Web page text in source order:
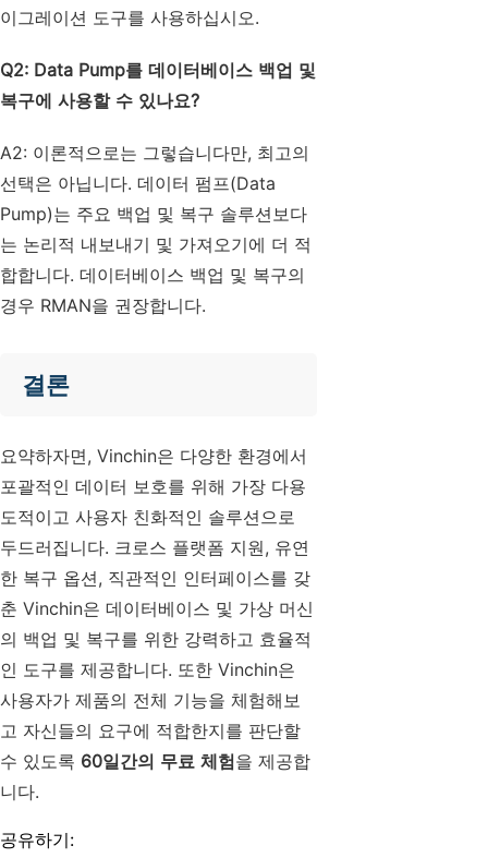
이그레이션 도구를 사용하십시오.
Q2: Data Pump를 데이터베이스 백업 및
복구에 사용할 수 있나요?
A2: 이론적으로는 그렇습니다만, 최고의
선택은 아닙니다. 데이터 펌프(Data
Pump)는 주요 백업 및 복구 솔루션보다
는 논리적 내보내기 및 가져오기에 더 적
합합니다. 데이터베이스 백업 및 복구의
경우 RMAN을 권장합니다.
결론
요약하자면, Vinchin은 다양한 환경에서
포괄적인 데이터 보호를 위해 가장 다용
도적이고 사용자 친화적인 솔루션으로
두드러집니다. 크로스 플랫폼 지원, 유연
한 복구 옵션, 직관적인 인터페이스를 갖
춘 Vinchin은 데이터베이스 및 가상 머신
의 백업 및 복구를 위한 강력하고 효율적
인 도구를 제공합니다. 또한 Vinchin은
사용자가 제품의 전체 기능을 체험해보
고 자신들의 요구에 적합한지를 판단할
수 있도록 60일간의 무료 체험을 제공합
니다.
공유하기: